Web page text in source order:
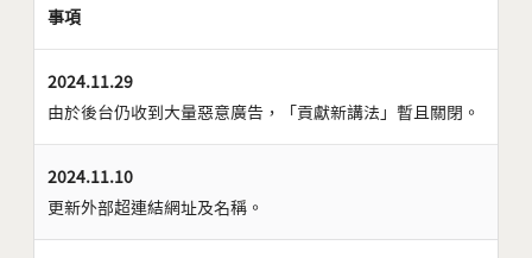
事項
2024.11.29
由於後台仍收到大量惡意廣告，「貢獻新講法」暫且關閉。
2024.11.10
更新外部超連結網址及名稱。